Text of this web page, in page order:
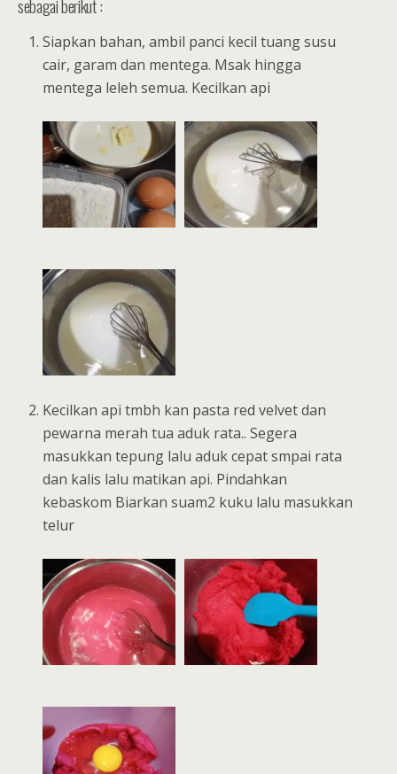
sebagai berikut :
Siapkan bahan, ambil panci kecil tuang susu
cair, garam dan mentega. Msak hingga
mentega leleh semua. Kecilkan api
Kecilkan api tmbh kan pasta red velvet dan
pewarna merah tua aduk rata.. Segera
masukkan tepung lalu aduk cepat smpai rata
dan kalis lalu matikan api. Pindahkan
kebaskom Biarkan suam2 kuku lalu masukkan
telur